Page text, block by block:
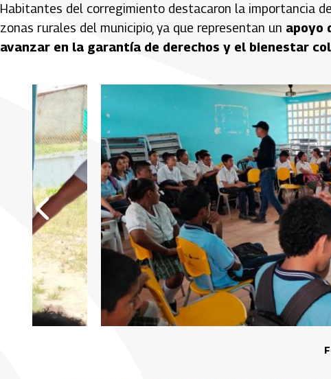
Habitantes del corregimiento destacaron la importancia
zonas rurales del municipio, ya que representan un apoyo
avanzar en la garantía de derechos y el bienestar